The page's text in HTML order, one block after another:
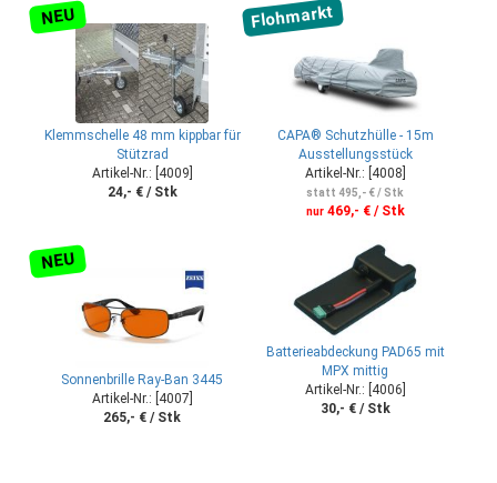
NEU
Klemmschelle 48 mm kippbar für
Stützrad
Artikel-Nr.: [4009]
24,- € / Stk
Flohmarkt
CAPA® Schutzhülle - 15m
Ausstellungsstück
Artikel-Nr.: [4008]
statt 495,- € / Stk
nur469,- € / Stk
NEU
Sonnenbrille Ray-Ban 3445
Artikel-Nr.: [4007]
265,- € / Stk
Batterieabdeckung PAD65 mit
MPX mittig
Artikel-Nr.: [4006]
30,- € / Stk